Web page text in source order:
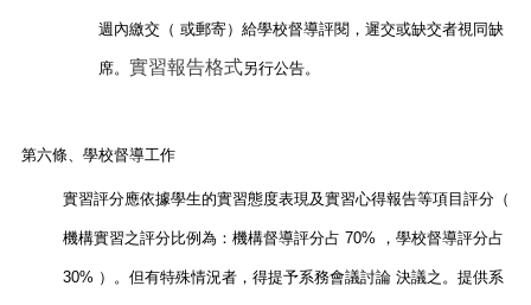
週內繳交（ 或郵寄）給學校督導評閱，遲交或缺交者視同缺
席。 實習報告格式另行公告。
第六條、 學校督導工作
實習評分應依據學生的實習態度表現及實習心得報告等項目評分（
機構實習之評分比例為：機構督導評分占 70% ，學校督導評分占
30% ）。但有特殊情況者，得提予系務會議討論 決議之。提供系